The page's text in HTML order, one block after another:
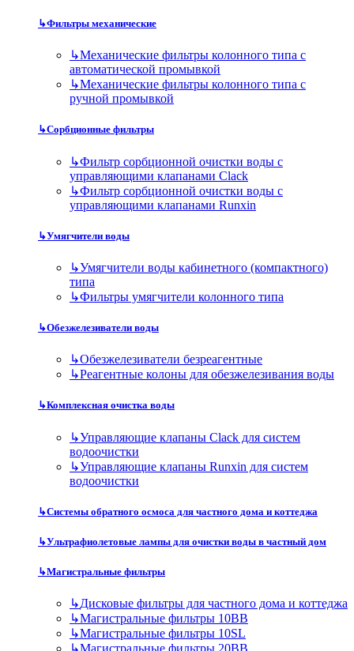
↳Фильтры механические
↳Механические фильтры колонного типа с
автоматической промывкой
↳Механические фильтры колонного типа с
ручной промывкой
↳Сорбционные фильтры
↳Фильтр сорбционной очистки воды с
управляющими клапанами Clack
↳Фильтр сорбционной очистки воды с
управляющими клапанами Runxin
↳Умягчители воды
↳Умягчители воды кабинетного (компактного)
типа
↳Фильтры умягчители колонного типа
↳Обезжелезиватели воды
↳Обезжелезиватели безреагентные
↳Реагентные колоны для обезжелезивания воды
↳Комплексная очистка воды
↳Управляющие клапаны Clack для систем
водоочистки
↳Управляющие клапаны Runxin для систем
водоочистки
↳Системы обратного осмоса для частного дома и коттеджа
↳Ультрафиолетовые лампы для очистки воды в частный дом
↳Магистральные фильтры
↳Дисковые фильтры для частного дома и коттеджа
↳Магистральные фильтры 10BB
↳Магистральные фильтры 10SL